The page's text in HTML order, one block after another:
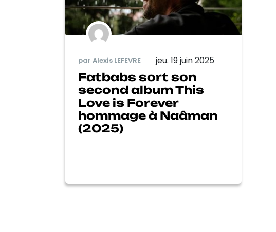
par Alexis LEFEVRE jeu. 19 juin 2025
Fatbabs sort son
second album This
Love is Forever
hommage à Naâman
(2025)